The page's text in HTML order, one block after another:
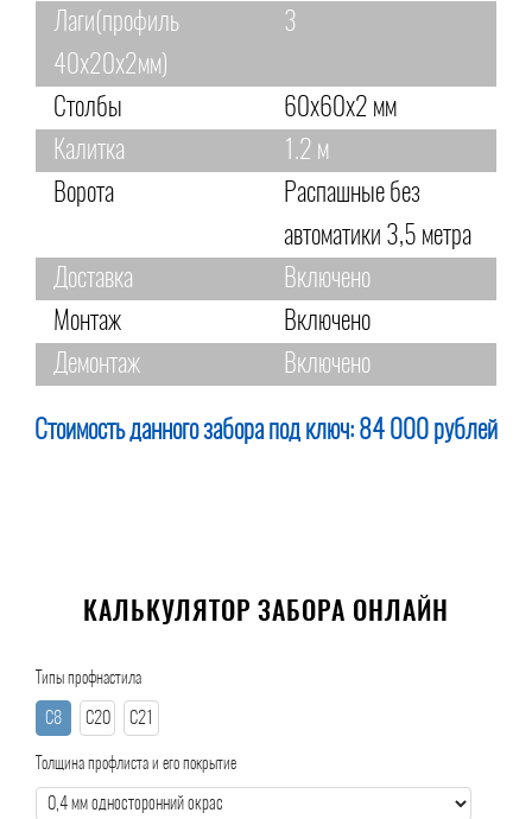
Лаги(профиль
40х20х2мм)
3
Столбы
60х60х2 мм
Калитка
1.2 м
Ворота
Распашные без
автоматики 3,5 метра
Доставка
Включено
Монтаж
Включено
Демонтаж
Включено
Стоимость данного забора под ключ: 84 000 рублей
КАЛЬКУЛЯТОР ЗАБОРА ОНЛАЙН
Типы профнастила
С8 С20 С21
Толщина профлиста и его покрытие